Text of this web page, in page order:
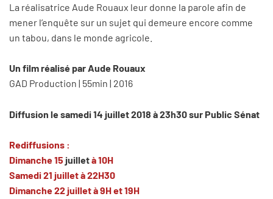
La réalisatrice Aude Rouaux leur donne la parole afin de
mener l’enquête sur un sujet qui demeure encore comme
un tabou, dans le monde agricole.
Un film réalisé par Aude Rouaux
GAD Production | 55min | 2016
Diffusion le samedi 14 juillet 2018 à 23h30 sur Public Sénat
Rediffusions :
Dimanche 15 juilletà 10H
Samedi 21 juillet à 22H30
Dimanche 22 juillet à 9H et 19H